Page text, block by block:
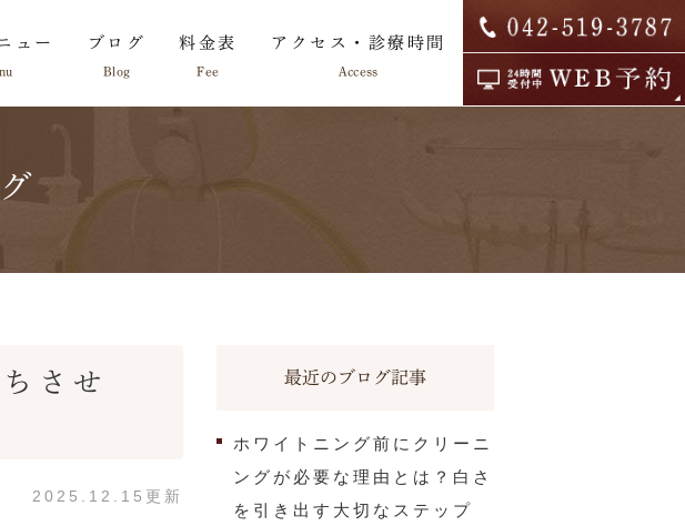
診療の流れ
ュー ブログ
Blog
料金表
Fee
アクセス・診療時間
Access
させ
2025.12.15更新
最近のブログ記事
ホワイトニング前にクリーニ
ングが必要な理由とは？白さ
を引き出す大切なステップ